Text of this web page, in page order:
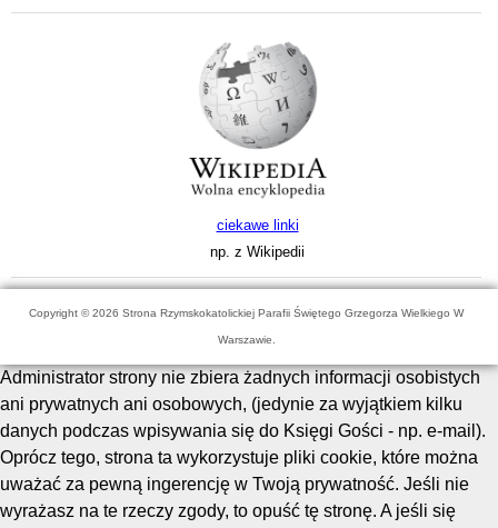
ciekawe linki
np. z Wikipedii
Copyright © 2026 Strona Rzymskokatolickiej Parafii Świętego Grzegorza Wielkiego W
Warszawie.
Administrator strony nie zbiera żadnych informacji osobistych
ani prywatnych ani osobowych, (jedynie za wyjątkiem kilku
danych podczas wpisywania się do Księgi Gości - np. e-mail).
Oprócz tego, strona ta wykorzystuje pliki cookie, które można
uważać za pewną ingerencję w Twoją prywatność. Jeśli nie
wyrażasz na te rzeczy zgody, to opuść tę stronę. A jeśli się